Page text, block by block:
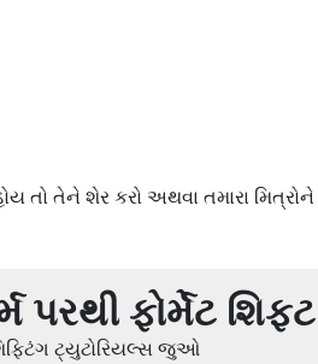
તેને શેર કરો અથવા તમારા મિત્રોને
પરથી ફોર્મેટ શિફ્ટ
ટ્યુટોરિયલ્સ જુઓ